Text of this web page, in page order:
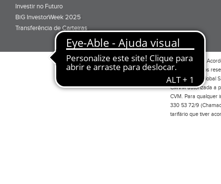
Investir no Futuro
BiG InvestorWeek 2025;
Transferência de Carteiras;
Por favor leia o
Todos os direitos
Investimento Global
CMVM autorizada a
CVM. Para qualquer
330 53 72/9
tarifário que tiver